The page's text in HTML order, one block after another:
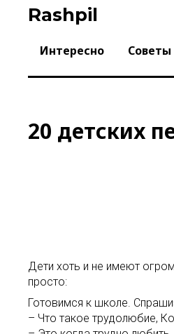
Rashpil
Интересно Советы
20 детских
Дети хоть и не имеют
просто:
Готовимся к школе.
– Что такое трудолюбие,